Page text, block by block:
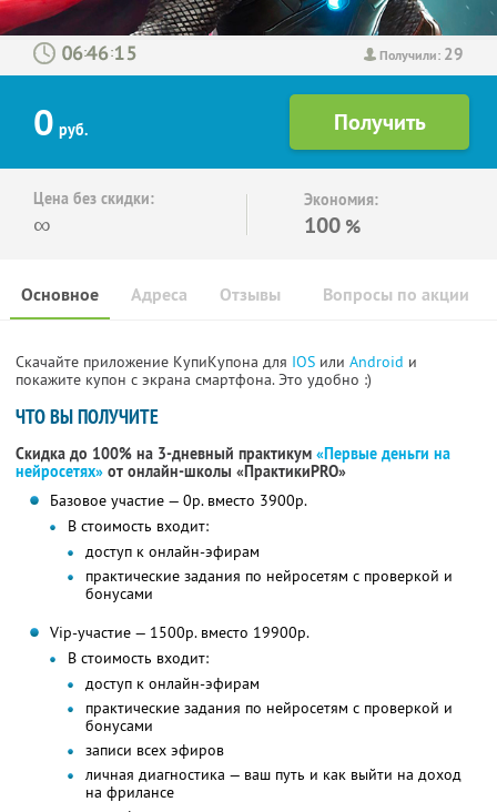
Получили: 29
: :
0 руб.
Цена без скидки:
∞
Экономия:
100 %
Основное Отзывы Вопросы по акции
Адреса
Скачайте приложение КупиКупона для IOS или Android и
покажите купон с экрана смартфона. Это удобно :)
ЧТО ВЫ ПОЛУЧИТЕ
Скидка до 100% на 3-дневный практикум «Первые деньги на
нейросетях» от онлайн-школы «ПрактикиPRO»
Базовое участие — 0р. вместо 3900р.
В стоимость входит:
доступ к онлайн-эфирам
практические задания по нейросетям с проверкой и
бонусами
Vip-участие — 1500р. вместо 19900р.
В стоимость входит:
доступ к онлайн-эфирам
практические задания по нейросетям с проверкой и
бонусами
записи всех эфиров
личная диагностика — ваш путь и как выйти на доход
на фрилансе